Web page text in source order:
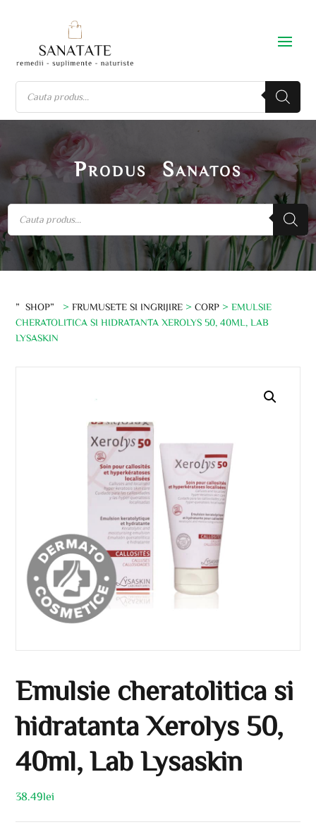
Produs Sanatos
”SHOP” >FRUMUSETE SI INGRIJIRE >CORP > EMULSIE
CHERATOLITICA SI HIDRATANTA XEROLYS 50, 40ML, LAB
LYSASKIN
Emulsie cheratolitica si
hidratanta Xerolys 50,
40ml, Lab Lysaskin
38.49lei